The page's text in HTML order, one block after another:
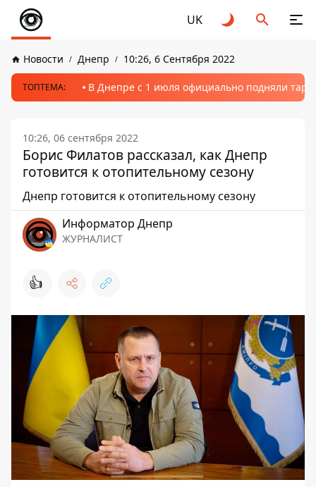
UK
Новости Днепр 10:26, 6 Сентября 2022
ТОПТЕМА: В Днепре с 1 июля официально подняли
10:26, 06 сентября 2022
Борис Филатов рассказал, как Днепр
готовится к отопительному сезону
Днепр готовится к отопительному сезону
Информатор Днепр
ЖУРНАЛИСТ
👍